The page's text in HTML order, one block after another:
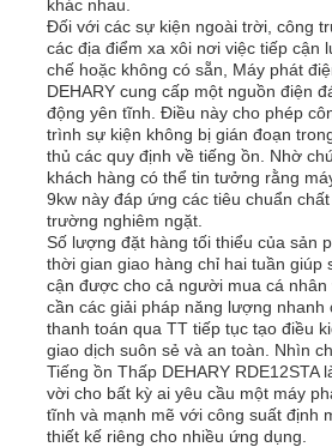
khác nhau.
Đối với các sự kiện ngoài trời, công
các địa điểm xa xôi nơi việc tiếp cận
chế hoặc không có sẵn, Máy phát
DEHARY cung cấp một nguồn điện
động yên tĩnh. Điều này cho phép
trình sự kiện không bị gián đoạn
thủ các quy định về tiếng ồn. Nhờ
khách hàng có thể tin tưởng rằng
9kw này đáp ứng các tiêu chuẩn
trường nghiêm ngặt.
Số lượng đặt hàng tối thiểu của sản
thời gian giao hàng chỉ hai tuần giúp
cận được cho cả người mua cá nhân
cần các giải pháp năng lượng nhanh
thanh toán qua TT tiếp tục tạo điều
giao dịch suôn sẻ và an toàn. Nhìn
Tiếng ồn Thấp DEHARY RDE12STA
vời cho bất kỳ ai yêu cầu một máy
tĩnh và mạnh mẽ với công suất định
thiết kế riêng cho nhiều ứng dụng.